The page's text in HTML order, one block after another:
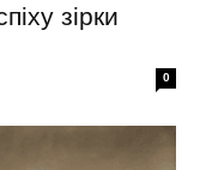
зірки
0